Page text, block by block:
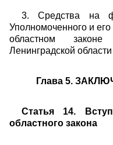
3. Средства на
Уполномоченного и
областном
Ленинградской
Глава 5.
Статья 14.
областного закона